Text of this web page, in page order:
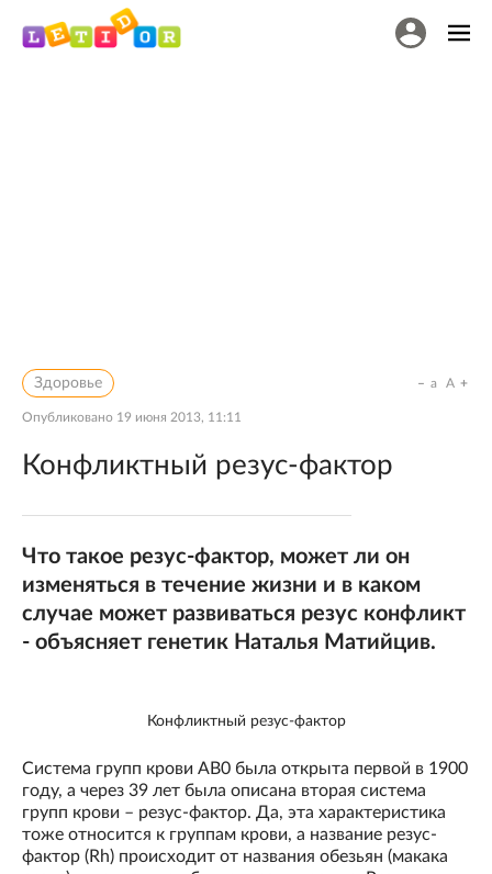
Здоровье
Опубликовано 19 июня 2013, 11:11
a A
Конфликтный резус-фактор
Что такое резус-фактор, может ли он
изменяться в течение жизни и в каком
случае может развиваться резус конфликт
- объясняет генетик Наталья Матийцив.
Конфликтный резус-фактор
Система групп крови АВ0 была открыта первой в 1900
году, а через 39 лет была описана вторая система
групп крови – резус-фактор. Да, эта характеристика
тоже относится к группам крови, а название резус-
фактор (Rh) происходит от названия обезьян (макака